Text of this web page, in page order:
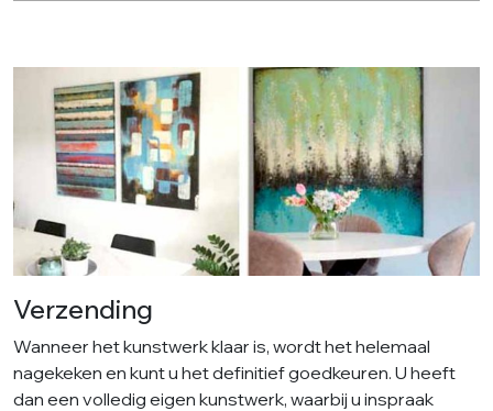
Verzending
Wanneer het kunstwerk klaar is, wordt het helemaal
nagekeken en kunt u het definitief goedkeuren. U heeft
dan een volledig eigen kunstwerk, waarbij u inspraak